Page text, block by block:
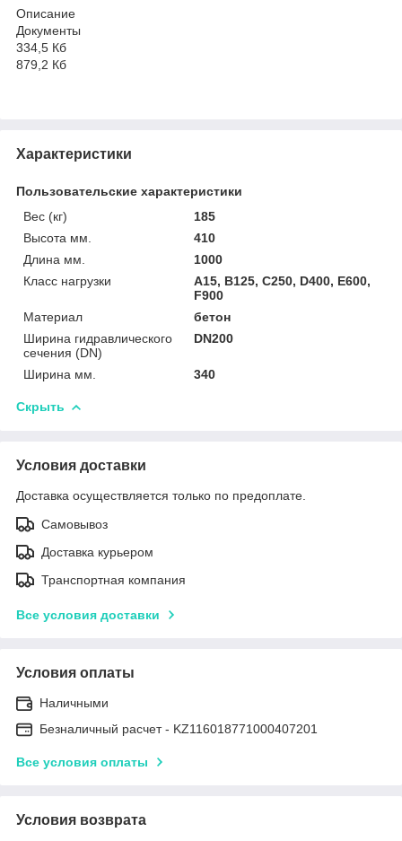
Описание
Документы
334,5 Кб
879,2 Кб
Характеристики
Пользовательские характеристики
Вес (кг)
185
Высота мм.
410
Длина мм.
1000
Класс нагрузки
A15, B125, C250, D400, E600,
F900
Материал
бетон
Ширина гидравлического
сечения (DN)
DN200
Ширина мм. 340
Скрыть
Условия доставки
Доставка осуществляется только по предоплате.
Самовывоз
Доставка курьером
Транспортная компания
Все условия доставки
Условия оплаты
Наличными
Безналичный расчет - KZ116018771000407201
Все условия оплаты
Условия возврата